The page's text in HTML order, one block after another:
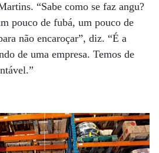
“Sabe como se faz angu?
pouco de fubá, um pouco de
não encaroçar”, diz. “É a
de uma empresa. Temos de